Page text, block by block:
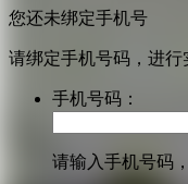
您还未绑定手机号
请绑定手机号码，进行
手机号码：
请输入手机号码